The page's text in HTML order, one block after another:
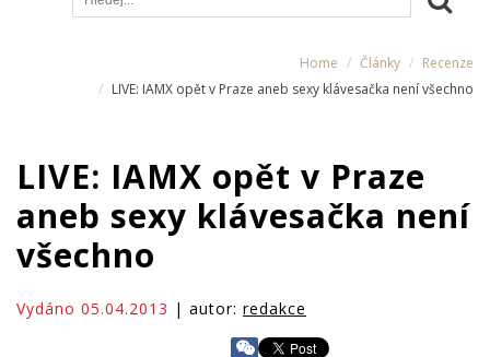
Home Články
Recenze
LIVE: IAMX opět v Praze aneb sexy klávesačka není všechno
LIVE: IAMX opět v Praze
aneb sexy klávesačka není
všechno
Vydáno 05.04.2013 | autor: redakce